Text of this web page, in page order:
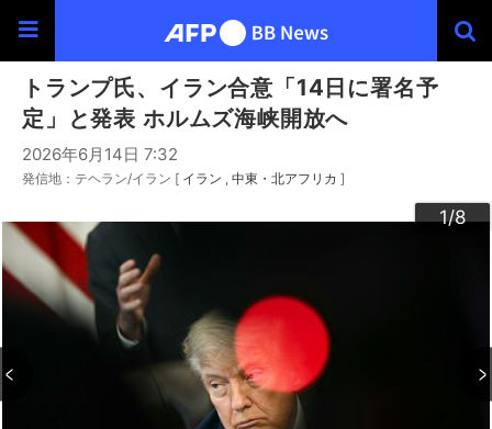
トランプ氏、イラン合意「14日に署名予
定」と発表 ホルムズ海峡開放へ
2026年6月14日 7:32
発信地：テヘラン/イラン [ イラン 中東・北アフリカ ]
1/8
2/8
3/8
4/8
5/8
6/8
7/8
8/8